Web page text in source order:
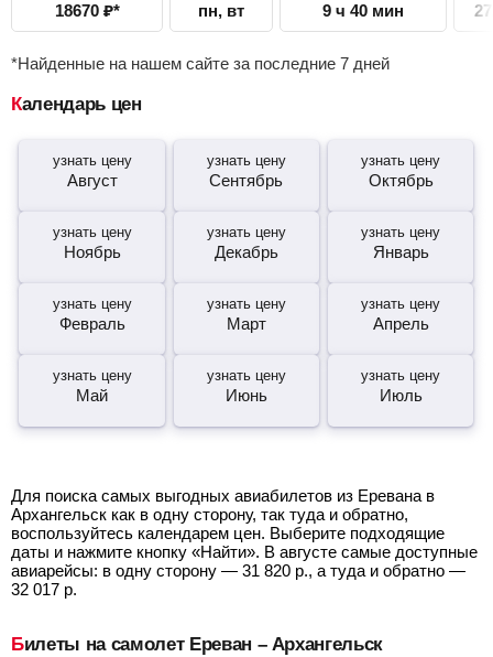
18670 ₽* пн, вт 9 ч 40 мин
*Найденные на нашем сайте за последние 7 дней
Календарь цен
узнать цену
Август
узнать цену
Сентябрь
узнать цену
Октябрь
узнать цену
Ноябрь
узнать цену
Декабрь
узнать цену
Январь
узнать цену
Февраль
узнать цену
Март
узнать цену
Апрель
узнать цену
Май
узнать цену
Июнь
узнать цену
Июль
Для поиска самых выгодных авиабилетов из Еревана в
Архангельск как в одну сторону, так туда и обратно,
воспользуйтесь календарем цен. Выберите подходящие
даты и нажмите кнопку «Найти». В августе самые доступные
авиарейсы: в одну сторону — 31 820 р., а туда и обратно —
32 017 р.
Билеты на самолет Ереван – Архангельск